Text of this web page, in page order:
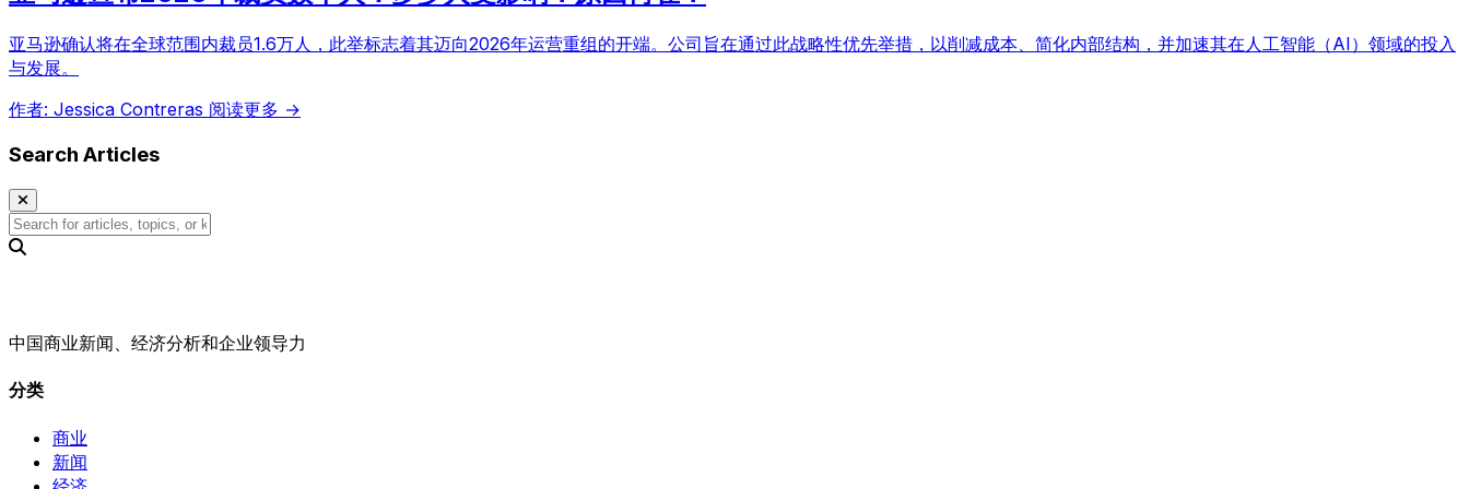
亚马逊确认将在全球范围内裁员1.6万人，此举标志着其迈向2026年运营重组的开端。公司旨在通过此战略性优先举措，以削减成本、简化内部结构，并加速其在人工智能（AI）领域的投入
与发展。
作者: Jessica Contreras 阅读更多 →
Search Articles
中国商业新闻、经济分析和企业领导力
分类
商业
新闻